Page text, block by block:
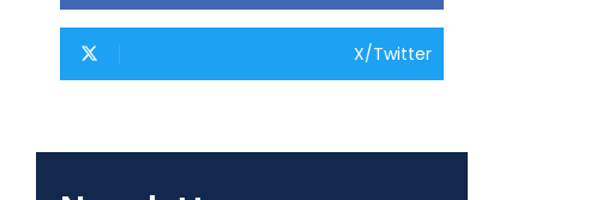
X/Twitter